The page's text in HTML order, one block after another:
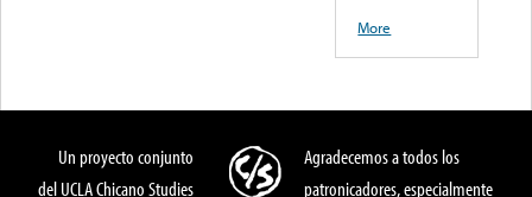
More
Un proyecto conjunto
del UCLA Chicano Studies
Agradecemos a todos los
patronicadores, especialmente